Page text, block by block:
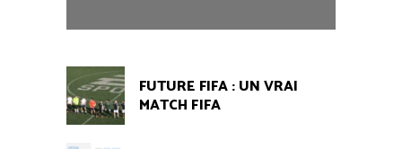
FUTURE FIFA : UN VRAI
MATCH FIFA